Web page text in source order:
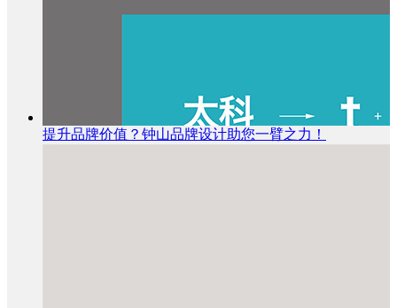
提升品牌价值？钟山品牌设计助您一臂之力！